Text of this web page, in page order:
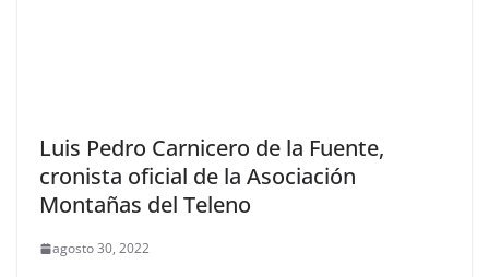
Luis Pedro Carnicero de la Fuente,
cronista oficial de la Asociación
Montañas del Teleno
agosto 30, 2022